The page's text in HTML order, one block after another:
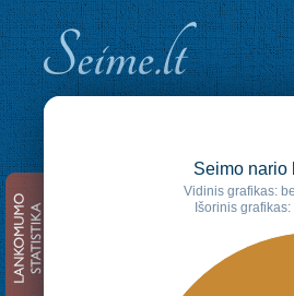
Seimo nario
Vidinis grafikas:
Išorinis